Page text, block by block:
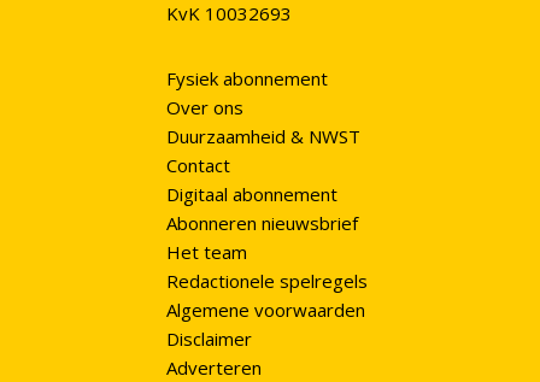
KvK 10032693
Fysiek abonnement
Over ons
Duurzaamheid & NWST
Contact
Digitaal abonnement
Abonneren nieuwsbrief
Het team
Redactionele spelregels
Algemene voorwaarden
Disclaimer
Adverteren